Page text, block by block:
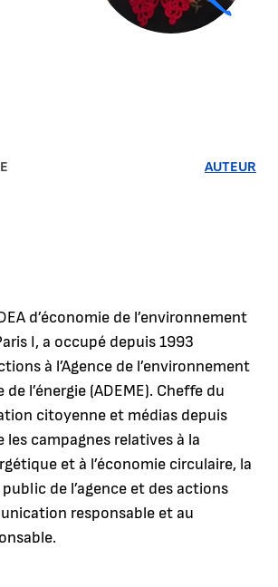
AUTEUR
d’économie de l’environnement
I, a occupé depuis 1993
à l’Agence de l’environnement
l’énergie (ADEME). Cheffe du
citoyenne et médias depuis
les campagnes relatives à la
et à l’économie circulaire, la
de l’agence et des actions
responsable et au